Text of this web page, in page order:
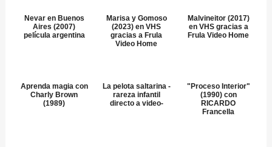
Nevar en Buenos
Aires (2007)
película argentina
Marisa y Gomoso
(2023) en VHS
gracias a Frula
Video Home
Malvineitor (2017)
en VHS gracias a
Frula Video Home
Aprenda magia con
Charly Brown
(1989)
La pelota saltarina -
rareza infantil
directo a video-
"Proceso Interior"
(1990) con
RICARDO
Francella